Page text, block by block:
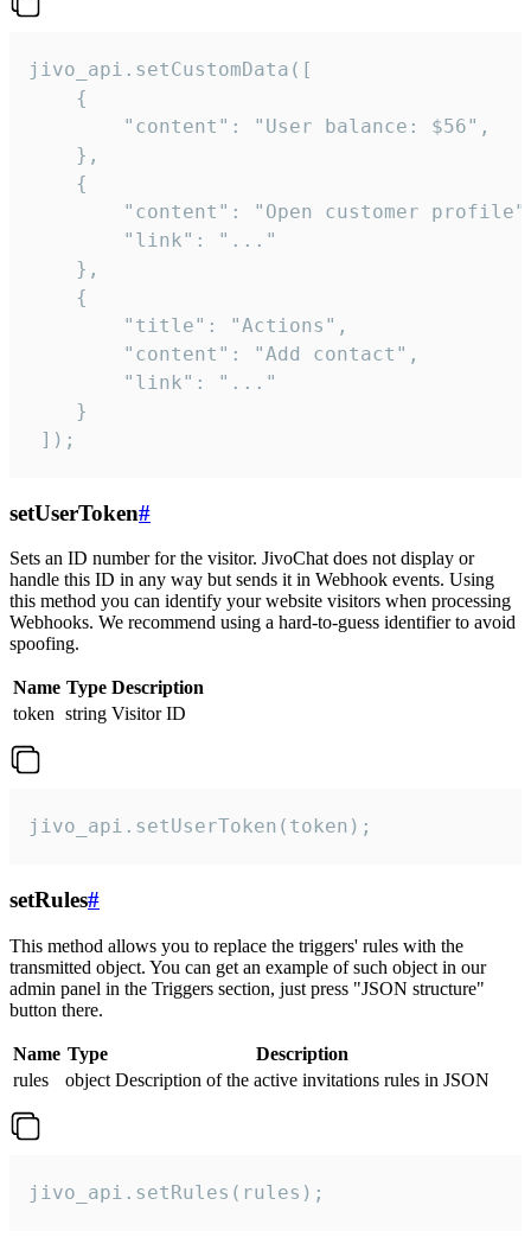
jivo_api.setCustomData([
    {
        "content": "User balance: $56",
    },
    {
"content": "Open customer
        "link": "..."
    },
    {
        "title": "Actions",
        "content": "Add contact",
        "link": "..."
    }
]);
setUserToken#
Sets an ID number for the visitor. JivoChat does not display or
handle this ID in any way but sends it in Webhook events. Using
this method you can identify your website visitors when processing
Webhooks. We recommend using a hard-to-guess identifier to avoid
spoofing.
Name Type Description
token string Visitor ID
jivo_api.setUserToken(token);
setRules#
This method allows you to replace the triggers' rules with the
transmitted object. You can get an example of such object in our
admin panel in the Triggers section, just press "JSON structure"
button there.
Name Type
Description
rules
object Description of the active invitations rules in JSON
jivo_api.setRules(rules);